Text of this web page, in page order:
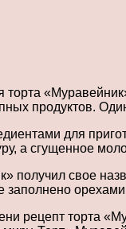
торта
продуктов.
для
а сгущенное
получил свое
заполнено
рецепт торта